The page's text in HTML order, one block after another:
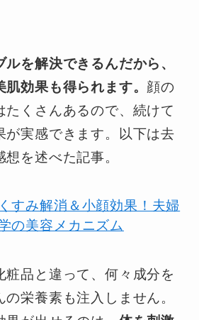
を解決できるんだから、
効果も得られます。 顔の
たくさんあるので、続けて
が実感できます。以下は去
を述べた記事。
すみ解消＆小顔効果！夫婦
の美容メカニズム
粧品と違って、何々成分を
栄養素も注入しません。